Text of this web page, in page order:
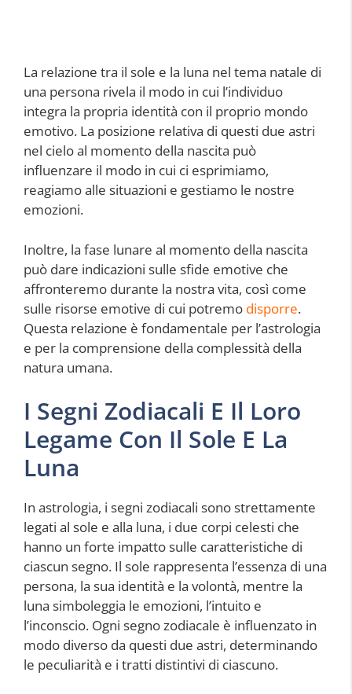
La relazione tra il sole e la luna nel tema natale di
una persona rivela il modo in cui l’individuo
integra la propria identità con il proprio mondo
emotivo. La posizione relativa di questi due astri
nel cielo al momento della nascita può
influenzare il modo in cui ci esprimiamo,
reagiamo alle situazioni e gestiamo le nostre
emozioni.
Inoltre, la fase lunare al momento della nascita
può dare indicazioni sulle sfide emotive che
affronteremo durante la nostra vita, così come
sulle risorse emotive di cui potremo disporre.
Questa relazione è fondamentale per l’astrologia
e per la comprensione della complessità della
natura umana.
I Segni Zodiacali E Il Loro
Legame Con Il Sole E La
Luna
In astrologia, i segni zodiacali sono strettamente
legati al sole e alla luna, i due corpi celesti che
hanno un forte impatto sulle caratteristiche di
ciascun segno. Il sole rappresenta l’essenza di una
persona, la sua identità e la volontà, mentre la
luna simboleggia le emozioni, l’intuito e
l’inconscio. Ogni segno zodiacale è influenzato in
modo diverso da questi due astri, determinando
le peculiarità e i tratti distintivi di ciascuno.